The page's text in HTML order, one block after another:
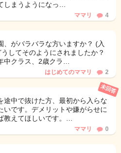
しまうようになっ…
ママリ 4
、がバラバラな方いますか？ (入
してそのようにされましたか？
クラス、2歳クラ…
はじめてのママリ 2
途中で抜けた方、最初から入らな
いです。デメリットや嫌がらせに
教えてほしいです。…
未回答
ママリ 0